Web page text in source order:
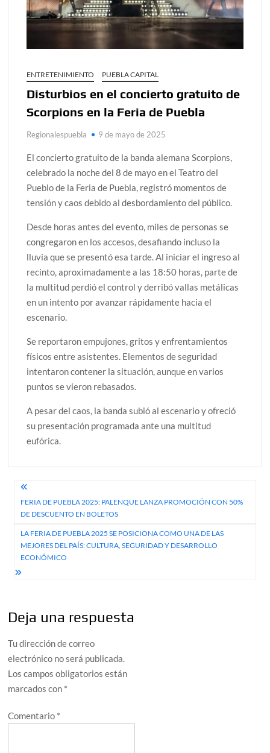
ENTRETENIMIENTO PUEBLA CAPITAL
Disturbios en el concierto gratuito de
Scorpions en la Feria de Puebla
Regionalespuebla 9 de mayo de 2025
El concierto gratuito de la banda alemana Scorpions,
celebrado la noche del 8 de mayo en el Teatro del
Pueblo de la Feria de Puebla, registró momentos de
tensión y caos debido al desbordamiento del público.
Desde horas antes del evento, miles de personas se
congregaron en los accesos, desafiando incluso la
lluvia que se presentó esa tarde. Al iniciar el ingreso al
recinto, aproximadamente a las 18:50 horas, parte de
la multitud perdió el control y derribó vallas metálicas
en un intento por avanzar rápidamente hacia el
escenario.
Se reportaron empujones, gritos y enfrentamientos
físicos entre asistentes. Elementos de seguridad
intentaron contener la situación, aunque en varios
puntos se vieron rebasados.
A pesar del caos, la banda subió al escenario y ofreció
su presentación programada ante una multitud
eufórica.
Navegación
de
entradas
FERIA DE PUEBLA 2025: PALENQUE LANZA PROMOCIÓN CON 50%
DE DESCUENTO EN BOLETOS
LA FERIA DE PUEBLA 2025 SE POSICIONA COMO UNA DE LAS
MEJORES DEL PAÍS: CULTURA, SEGURIDAD Y DESARROLLO
ECONÓMICO
Deja una respuesta
Tu dirección de correo
electrónico no será publicada.
Los campos obligatorios están
marcados con *
Comentario *